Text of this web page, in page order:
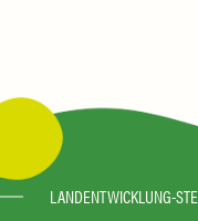
LANDENTWICKLUNG-